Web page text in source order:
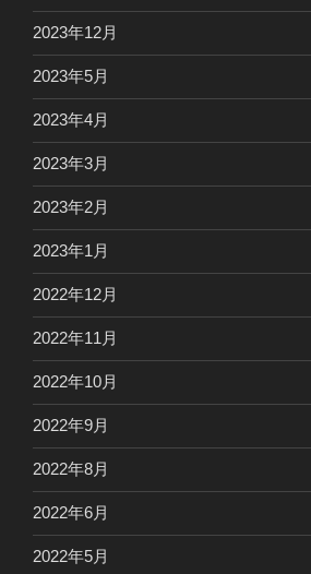
2023年12月
2023年5月
2023年4月
2023年3月
2023年2月
2023年1月
2022年12月
2022年11月
2022年10月
2022年9月
2022年8月
2022年6月
2022年5月